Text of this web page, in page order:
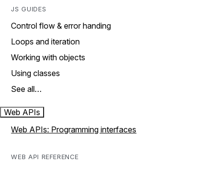
JS GUIDES
Control flow & error handing
Loops and iteration
Working with objects
Using classes
See all…
Web APIs
Web APIs: Programming interfaces
WEB API REFERENCE